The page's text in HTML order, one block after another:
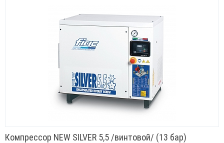
Компрессор NEW SILVER 5,5 /винтовой/ (13 бар)